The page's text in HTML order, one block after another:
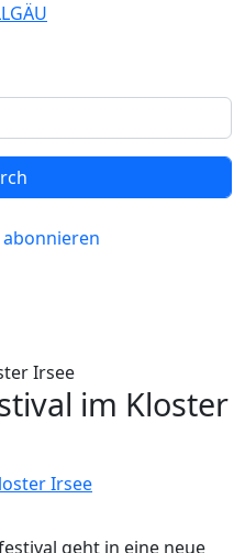
Irsee
im Kloster
geht in eine neue